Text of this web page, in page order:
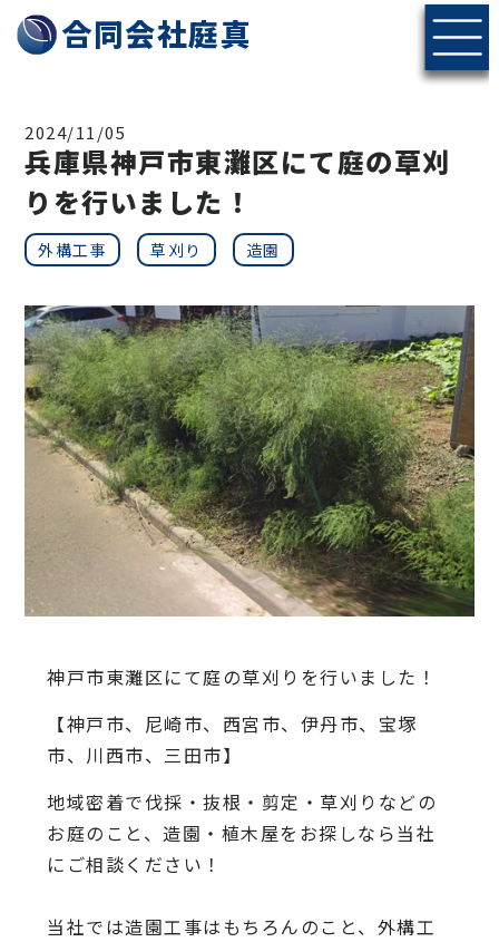
神戸・北摂エリアの伐採・剪定なら合同会社庭真へ
合同会社庭真
2024/11/05
兵庫県神戸市東灘区にて庭の草刈
りを行いました！
外構工事 草刈り 造園
神戸市東灘区にて庭の草刈りを行いました！
【神戸市、尼崎市、西宮市、伊丹市、宝塚
市、川西市、三田市】
地域密着で伐採・抜根・剪定・草刈りなどの
お庭のこと、造園・ 植木屋をお探しなら当社
にご相談ください！
当社では造園工事はもちろんのこと、 外構工